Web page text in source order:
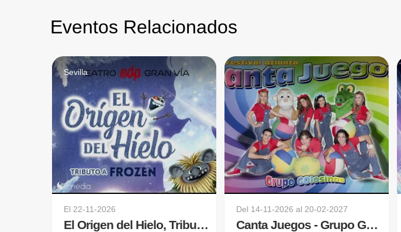
Eventos Relacionados
Sevilla
El 22-11-2026
El Origen del Hielo, Tributo a Frozen
Del 14-11-2026 al 20-02-2027
Canta Juegos - Grupo Golosina